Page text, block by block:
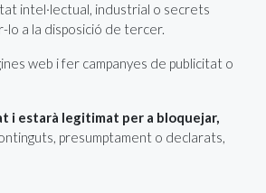
intel·lectual, industrial o secrets
lo a la disposició de tercer.
web i fer campanyes de publicitat o
i estarà legitimat per a bloquejar,
presumptament o declarats,